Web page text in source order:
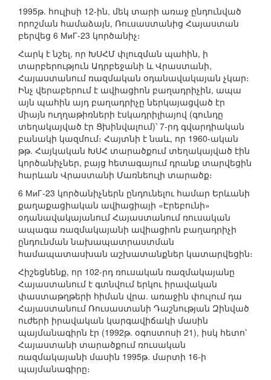
1995թ. հուլիսի 12-ին, մեկ տարի առաջ ընդունված
որոշման համաձայն, Ռուսաստանից Հայաստան
բերվեց 6 МиГ-23 կործանիչ։
Հարկ է նշել, որ ԽՍՀՄ փլուզման պահին, ի
տարբերություն Ադրբեջանի և Վրաստանի,
Հայաստանում ռազմական օդանավակայան չկար։
Ինչ վերաբերում է ավիացիոն բաղադրիչին, ապա
այն պահին այդ բաղադրիչը ներկայացված էր
միայն ուղղաթիռների էսկադրիլիայով (գունդը
տեղակայված էր Ցխինվալում)՝ 7-րդ գվարդիական
բանակի կազմում։ Հայտնի է նաև, որ 1960-ական
թթ. Հայկական ԽՍՀ տարածքում տեղակայված էին
կործանիչներ, բայց հետագայում դրանք տարվեցին
հարևան Վրաստանի Մառնեուլի տարածք։
6 МиГ-23 կործանիչներն ընդունելու համար Երևանի
քաղաքացիական ավիացիայի «Էրեբունի»
օդանավակայանում Հայաստանում ռուսական
ապագա ռազմակայանի ավիացիոն բաղադրիչի
ընդունման նախապատրաստման
համապատասխան աշխատանքներ կատարվեցին։
Հիշեցնենք, որ 102-րդ ռուսական ռազմակայանը
Հայաստանում է գտնվում երկու իրավական
փաստաթղթերի հիման վրա. առաջին փուլում դա
Հայաստանում Ռուսաստանի Դաշնության Զինված
ուժերի իրավական կարգավիճակի մասին
պայմանագիրն էր (1992թ. օգոստոսի 21), իսկ հետո՝
Հայաստանի տարածքում ռուսական
ռազմակայանի մասին 1995թ. մարտի 16-ի
պայմանագիրը։